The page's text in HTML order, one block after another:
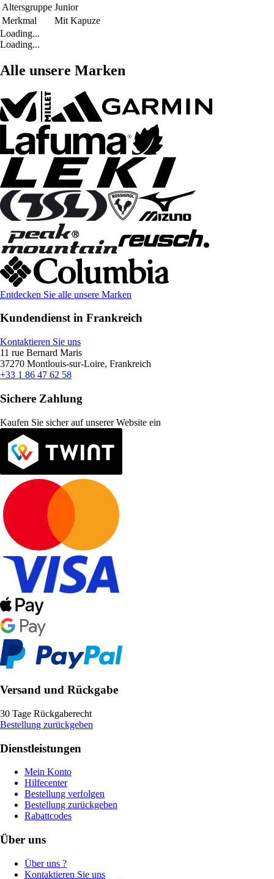
Altersgruppe Junior
Merkmal
Mit Kapuze
Loading...
Loading...
Alle unsere Marken
Entdecken Sie alle unsere Marken
Kundendienst in Frankreich
Kontaktieren Sie uns
11 rue Bernard Maris
37270 Montlouis-sur-Loire, Frankreich
+33 1 86 47 62 58
Sichere Zahlung
Kaufen Sie sicher auf unserer Website ein
Versand und Rückgabe
30 Tage Rückgaberecht
Bestellung zurückgeben
Dienstleistungen
Mein Konto
Hilfecenter
Bestellung verfolgen
Bestellung zurückgeben
Rabattcodes
Über uns
Über uns ?
Kontaktieren Sie uns